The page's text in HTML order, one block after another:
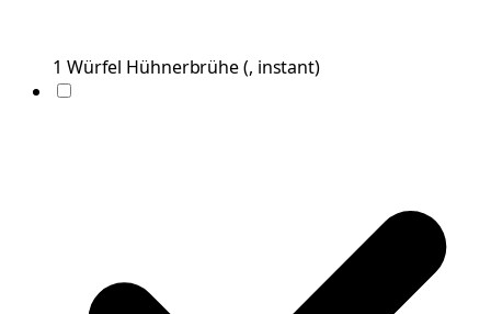
1 Würfel Hühnerbrühe(, instant)